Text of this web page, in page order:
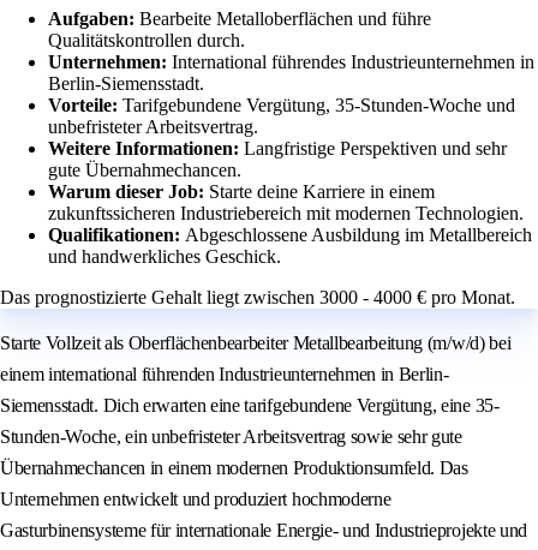
Aufgaben: Bearbeite Metalloberflächen und führe
Qualitätskontrollen durch.
Unternehmen: International führendes Industrieunternehmen in
Berlin-Siemensstadt.
Vorteile: Tarifgebundene Vergütung, 35-Stunden-Woche und
unbefristeter Arbeitsvertrag.
Weitere Informationen: Langfristige Perspektiven und sehr
gute Übernahmechancen.
Warum dieser Job: Starte deine Karriere in einem
zukunftssicheren Industriebereich mit modernen Technologien.
Qualifikationen: Abgeschlossene Ausbildung im Metallbereich
und handwerkliches Geschick.
Das prognostizierte Gehalt liegt zwischen 3000 - 4000 € pro Monat.
Starte Vollzeit als Oberflächenbearbeiter Metallbearbeitung (m/w/d) bei
einem international führenden Industrieunternehmen in Berlin-
Siemensstadt. Dich erwarten eine tarifgebundene Vergütung, eine 35-
Stunden-Woche, ein unbefristeter Arbeitsvertrag sowie sehr gute
Übernahmechancen in einem modernen Produktionsumfeld. Das
Unternehmen entwickelt und produziert hochmoderne
Gasturbinensysteme für internationale Energie- und Industrieprojekte und